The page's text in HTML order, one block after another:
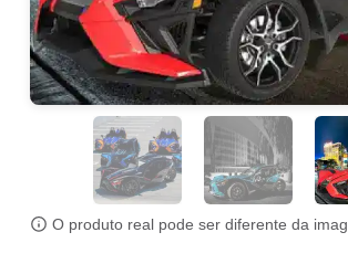
O produto real pode ser diferente da